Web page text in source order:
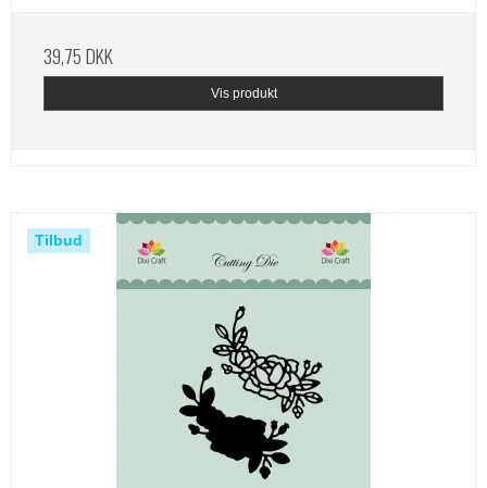
39,75 DKK
Vis produkt
Tilbud